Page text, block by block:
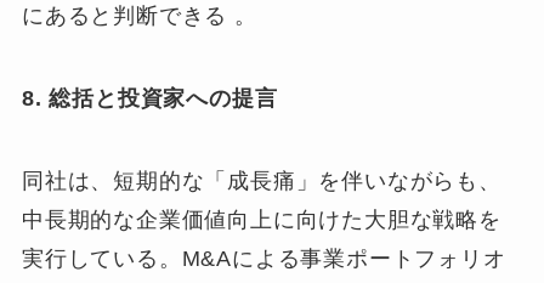
にあると判断できる 。
8. 総括と投資家への提言
同社は、短期的な「成長痛」を伴いながらも、
中長期的な企業価値向上に向けた大胆な戦略を
実行している。M&Aによる事業ポートフォリオ